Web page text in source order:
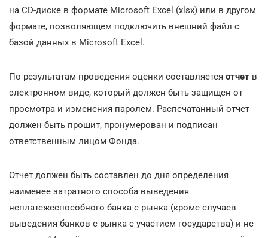
на CD-диске в формате Microsoft Excel (xlsx) или в другом
формате, позволяющем подключить внешний файл с
базой данных в Microsoft Excel.
По результатам проведения оценки составляется отчет в
электронном виде, который должен быть защищен от
просмотра и изменения паролем. Распечатанный отчет
должен быть прошит, пронумерован и подписан
ответственным лицом Фонда.
Отчет должен быть составлен до дня определения
наименее затратного способа выведения
неплатежеспособного банка с рынка (кроме случаев
выведения банков с рынка с участием государства) и не